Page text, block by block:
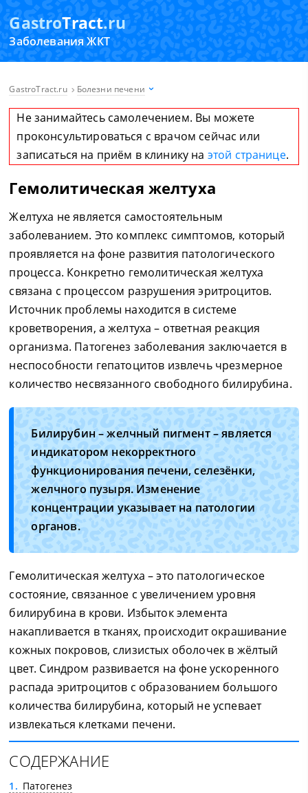
GastroTract.ru
Заболевания ЖКТ
GastroTract.ru Болезни печени
Не занимайтесь самолечением. Вы можете
проконсультироваться с врачом сейчас или
записаться на приём в клинику на этой странице.
Гемолитическая желтуха
Желтуха не является самостоятельным
заболеванием. Это комплекс симптомов, который
проявляется на фоне развития патологического
процесса. Конкретно гемолитическая желтуха
связана с процессом разрушения эритроцитов.
Источник проблемы находится в системе
кроветворения, а желтуха – ответная реакция
организма. Патогенез заболевания заключается в
неспособности гепатоцитов извлечь чрезмерное
количество несвязанного свободного билирубина.
Билирубин – желчный пигмент – является
индикатором некорректного
функционирования печени, селезёнки,
желчного пузыря. Изменение
концентрации указывает на патологии
органов.
Гемолитическая желтуха – это патологическое
состояние, связанное с увеличением уровня
билирубина в крови. Избыток элемента
накапливается в тканях, происходит окрашивание
кожных покровов, слизистых оболочек в жёлтый
цвет. Синдром развивается на фоне ускоренного
распада эритроцитов с образованием большого
количества билирубина, который не успевает
извлекаться клетками печени.
СОДЕРЖАНИЕ
1
Патогенез